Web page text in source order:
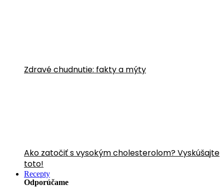
Zdravé chudnutie: fakty a mýty
Ako zatočiť s vysokým cholesterolom? Vyskúšajte
toto!
Recepty
Odporúčame